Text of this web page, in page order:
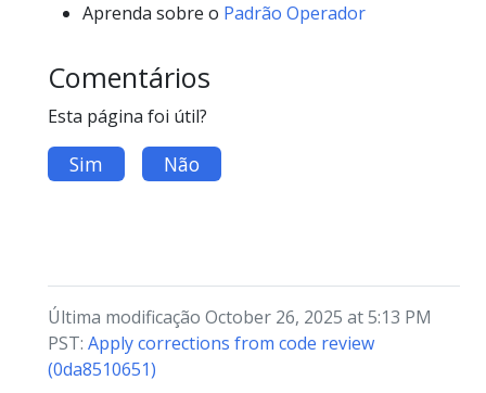
Aprenda sobre o Padrão Operador
Comentários
Esta página foi útil?
Sim Não
Última modificação October 26, 2025 at 5:13 PM
PST: Apply corrections from code review
(0da8510651)